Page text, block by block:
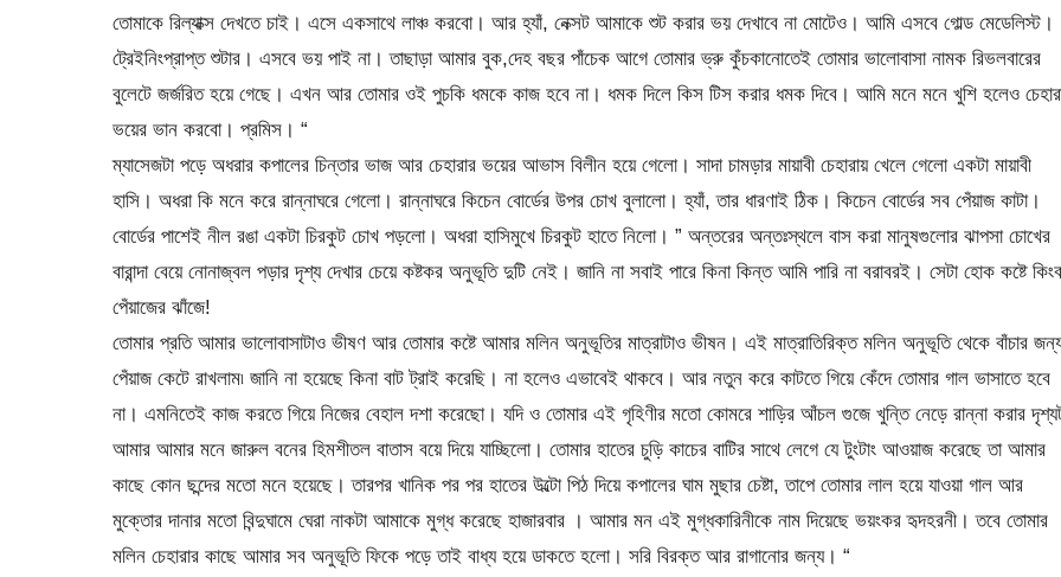
তোমাকে রিল্যাক্স দেখতে চাই। এসে একসাথে লাঞ্চ করবো। আর হ্যাঁ, নেক্সট আমাকে শুট করার ভয় দেখাবে না মোটেও। আমি এসবে গোল্ড মেডেলিস্ট।
ট্রেইনিংপ্রাপ্ত শুটার। এসবে ভয় পাই না। তাছাড়া আমার বুক,দেহ বছর পাঁচেক আগে তোমার ভ্রু কুঁচকানোতেই তোমার ভালোবাসা নামক রিভলবারের
বুলেটে জর্জরিত হয়ে গেছে। এখন আর তোমার ওই পুচকি ধমকে কাজ হবে না। ধমক দিলে কিস টিস করার ধমক দিবে। আমি মনে মনে খুশি হলেও
ভয়ের ভান করবো। প্রমিস। “
ম্যাসেজটা পড়ে অধরার কপালের চিন্তার ভাজ আর চেহারার ভয়ের আভাস বিলীন হয়ে গেলো। সাদা চামড়ার মায়াবী চেহারায় খেলে গেলো একটা মায়াবী
হাসি। অধরা কি মনে করে রান্নাঘরে গেলো। রান্নাঘরে কিচেন বোর্ডের উপর চোখ বুলালো। হ্যাঁ, তার ধারণাই ঠিক। কিচেন বোর্ডের সব পেঁয়াজ কাটা।
বোর্ডের পাশেই নীল রঙা একটা চিরকুট চোখ পড়লো। অধরা হাসিমুখে চিরকুট হাতে নিলো। ” অন্তরের অন্তঃস্থলে বাস করা মানুষগুলোর ঝাপসা চোখের
বারান্দা বেয়ে নোনাজ্বল পড়ার দৃশ্য দেখার চেয়ে কষ্টকর অনুভূতি দুটি নেই। জানি না সবাই পারে কিনা কিন্ত আমি পারি না বরাবরই। সেটা হোক কষ্টে
পেঁয়াজের ঝাঁজে!
তোমার প্রতি আমার ভালোবাসাটাও ভীষণ আর তোমার কষ্টে আমার মলিন অনুভূতির মাত্রাটাও ভীষন। এই মাত্রাতিরিক্ত মলিন অনুভূতি থেকে বাঁচার
পেঁয়াজ কেটে রাখলাম৷ জানি না হয়েছে কিনা বাট ট্রাই করেছি। না হলেও এভাবেই থাকবে। আর নতুন করে কাটতে গিয়ে কেঁদে তোমার গাল ভাসাতে হবে
না। এমনিতেই কাজ করতে গিয়ে নিজের বেহাল দশা করেছো। যদি ও তোমার এই গৃহিণীর মতো কোমরে শাড়ির আঁচল গুজে খুন্তি নেড়ে রান্না করার
আমার আমার মনে জারুল বনের হিমশীতল বাতাস বয়ে দিয়ে যাচ্ছিলো। তোমার হাতের চুড়ি কাচের বাটির সাথে লেগে যে টুংটাং আওয়াজ করেছে তা আমার
কাছে কোন ছন্দের মতো মনে হয়েছে। তারপর খানিক পর পর হাতের উল্টো পিঠ দিয়ে কপালের ঘাম মুছার চেষ্টা, তাপে তোমার লাল হয়ে যাওয়া গাল আর
মুক্তোর দানার মতো বিন্দুঘামে ঘেরা নাকটা আমাকে মুগ্ধ করেছে হাজারবার । আমার মন এই মুগ্ধকারিনীকে নাম দিয়েছে ভয়ংকর হৃদহরনী। তবে তোমার
মলিন চেহারার কাছে আমার সব অনুভূতি ফিকে পড়ে তাই বাধ্য হয়ে ডাকতে হলো। সরি বিরক্ত আর রাগানোর জন্য। “